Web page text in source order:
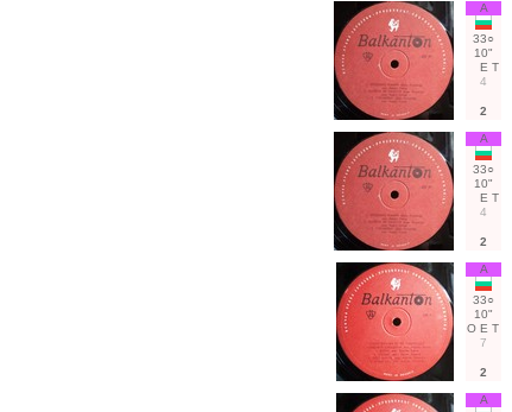
А
33○
10"
Е Т
4
2
А
33○
10"
Е Т
4
2
А
33○
10"
О Е Т
7
2
А